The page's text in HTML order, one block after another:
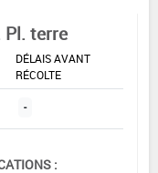
Pl. terre
DÉLAIS AVANT
RÉCOLTE
-
: